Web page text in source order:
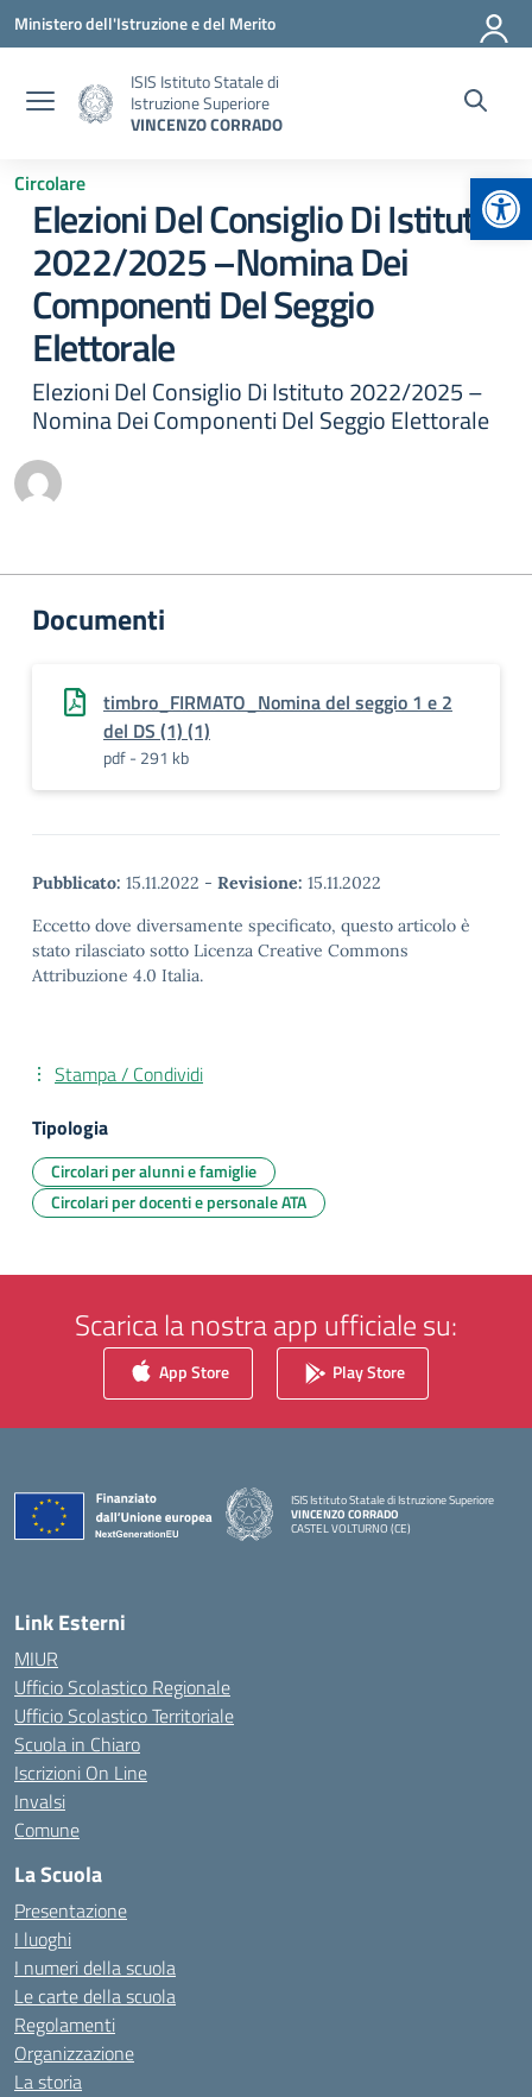
Vai ai contenuti
Vai al menu di navigazione
Vai al footer
Ministero dell'Istruzione e del Merito
ISIS Istituto Statale di
Istruzione Superiore
VINCENZO CORRADO
Circolare
Elezioni Del Consiglio Di Istituto
2022/2025 –Nomina Dei
Componenti Del Seggio
Elettorale
Elezioni Del Consiglio Di Istituto 2022/2025 –
Nomina Dei Componenti Del Seggio Elettorale
Documenti
timbro_FIRMATO_Nomina del seggio 1 e 2
del DS (1) (1)
pdf - 291 kb
Pubblicato: 15.11.2022 - Revisione: 15.11.2022
Eccetto dove diversamente specificato, questo articolo è
stato rilasciato sotto Licenza Creative Commons
Attribuzione 4.0 Italia.
Stampa / Condividi
Tipologia
Circolari per alunni e famiglie
Circolari per docenti e personale ATA
Scarica la nostra app ufficiale su:
App Store Play Store
ISIS Istituto Statale di Istruzione Superiore
VINCENZO CORRADO
CASTEL VOLTURNO (CE)
Link Esterni
MIUR
Ufficio Scolastico Regionale
Ufficio Scolastico Territoriale
Scuola in Chiaro
Iscrizioni On Line
Invalsi
Comune
La Scuola
Presentazione
I luoghi
I numeri della scuola
Le carte della scuola
Regolamenti
Organizzazione
La storia